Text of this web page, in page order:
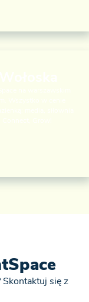
Skontaktuj się z